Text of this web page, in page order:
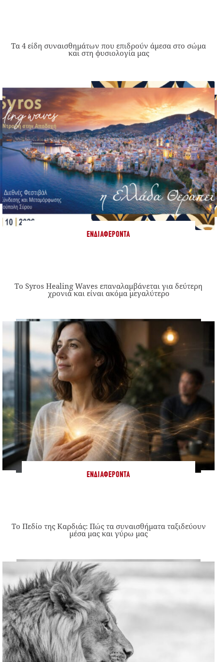
Τα 4 είδη συναισθημάτων που επιδρούν άμεσα στο σώμα
και στη φυσιολογία μας
ΕΝΔΙΑΦΈΡΟΝΤΑ
Το Syros Healing Waves επαναλαμβάνεται για δεύτερη
χρονιά και είναι ακόμα μεγαλύτερο
ΕΝΔΙΑΦΈΡΟΝΤΑ
Το Πεδίο της Καρδιάς: Πώς τα συναισθήματα ταξιδεύουν
μέσα μας και γύρω μας